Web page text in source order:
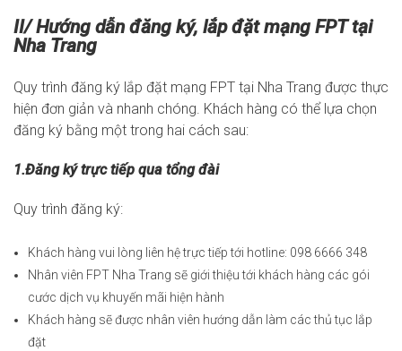
II/ Hướng dẫn đăng ký, lắp đặt mạng FPT tại
Nha Trang
Quy trình đăng ký lắp đặt mạng FPT tại Nha Trang được thực
hiện đơn giản và nhanh chóng. Khách hàng có thể lựa chọn
đăng ký bằng một trong hai cách sau:
1.Đăng ký trực tiếp qua tổng đài
Quy trình đăng ký:
Khách hàng vui lòng liên hệ trực tiếp tới hotline: 098 6666 348
Nhân viên FPT Nha Trang sẽ giới thiệu tới khách hàng các gói
cước dịch vụ khuyến mãi hiện hành
Khách hàng sẽ được nhân viên hướng dẫn làm các thủ tục lắp
đặt